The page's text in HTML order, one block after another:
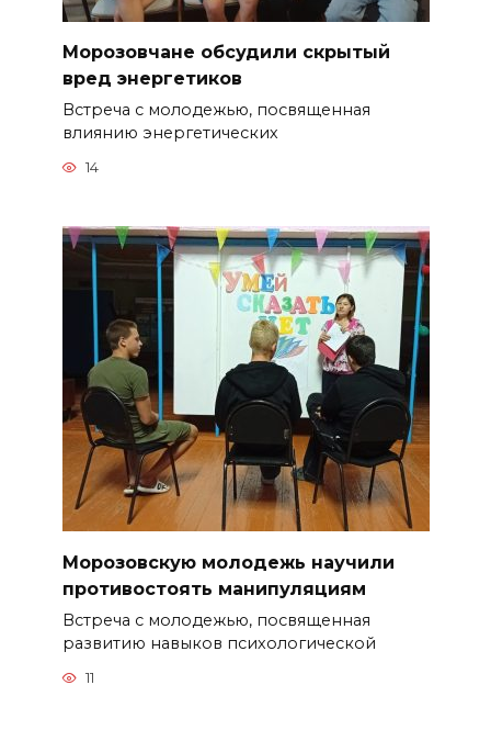
Морозовчане обсудили скрытый
вред энергетиков
Встреча с молодежью, посвященная
влиянию энергетических
14
Морозовскую молодежь научили
противостоять манипуляциям
Встреча с молодежью, посвященная
развитию навыков психологической
11